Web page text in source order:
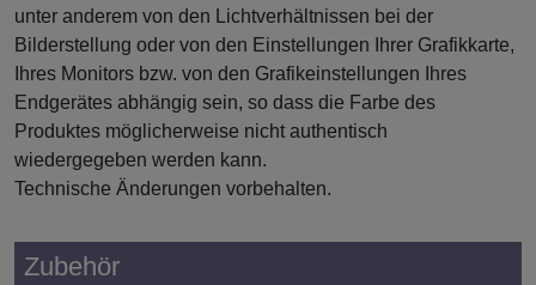
unter anderem von den Lichtverhältnissen bei der
Bilderstellung oder von den Einstellungen Ihrer Grafikkarte,
Ihres Monitors bzw. von den Grafikeinstellungen Ihres
Endgerätes abhängig sein, so dass die Farbe des
Produktes möglicherweise nicht authentisch
wiedergegeben werden kann.
Technische Änderungen vorbehalten.
Zubehör